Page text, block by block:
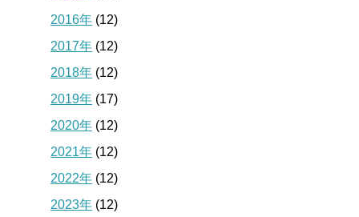
2016年 (12)
2017年 (12)
2018年 (12)
2019年 (17)
2020年 (12)
2021年 (12)
2022年 (12)
2023年 (12)